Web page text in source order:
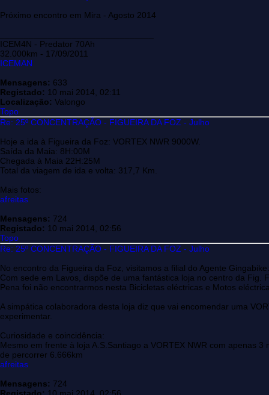
Próximo encontro em Mira - Agosto 2014
ICEM4N - Predator 70Ah
32.000km - 17/09/2011
ICEMAN
Mensagens: 633
Registado: 10 mai 2014, 02:11
Localização: Valongo
Topo
Re: 25º CONCENTRAÇÃO - FIGUEIRA DA FOZ - Julho
Hoje a ida à Figueira da Foz: VORTEX NWR 9000W.
Saída da Maia: 8H:00M
Chegada à Maia 22H:25M
Total da viagem de ida e volta: 317,7 Km.
Mais fotos:
afreitas
Mensagens: 724
Registado: 10 mai 2014, 02:56
Topo
Re: 25º CONCENTRAÇÃO - FIGUEIRA DA FOZ - Julho
No encontro da Figueira da Foz, visitamos a filial do Agente
Com sede em Lavos, dispõe de uma fantástica loja no centro da Fig.
Pena foi não encontrarmos nesta Bicicletas eléctricas e Motos
A simpática colaboradora desta loja diz que vai encomendar uma
experimentar.
Curiosidade e coincidência:
Mesmo em frente à loja A.S.Santiago a VORTEX NWR com apenas
de percorrer 6.666km
afreitas
Mensagens: 724